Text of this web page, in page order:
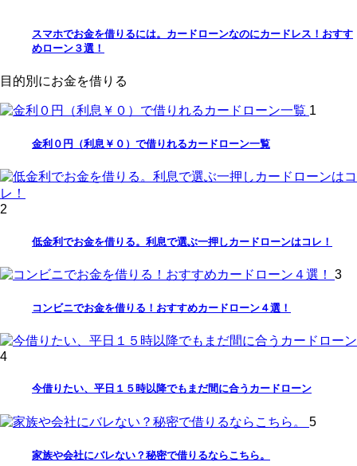
スマホでお金を借りるには。カードローンなのにカードレス！おすす
めローン３選！
目的別にお金を借りる
1
金利０円（利息￥０）で借りれるカードローン一覧
2
低金利でお金を借りる。利息で選ぶ一押しカードローンはコレ！
3
コンビニでお金を借りる！おすすめカードローン４選！
4
今借りたい、平日１５時以降でもまだ間に合うカードローン
5
家族や会社にバレない？秘密で借りるならこちら。